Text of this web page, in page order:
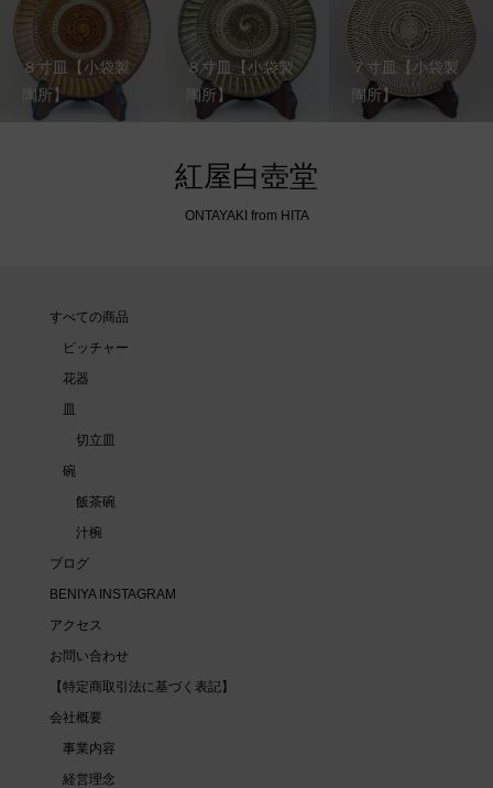
８寸皿【小袋製
陶所】
８寸皿【小袋製
陶所】
７寸皿【小袋製
陶所】
紅屋白壺堂
ONTAYAKI from HITA
すべての商品
ピッチャー
花器
皿
切立皿
碗
飯茶碗
汁椀
ブログ
BENIYA INSTAGRAM
アクセス
お問い合わせ
【特定商取引法に基づく表記】
会社概要
事業内容
経営理念